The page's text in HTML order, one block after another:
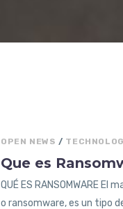
OPEN NEWS /
Que es
QUÉ ES RANSOMWARE El
o ransomware, es un tipo